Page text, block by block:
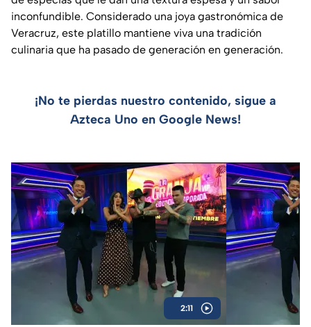
inconfundible. Considerado una joya gastronómica de
Veracruz, este platillo mantiene viva una tradición
culinaria que ha pasado de generación en generación.
¡No te pierdas nuestro contenido, sigue a
Azteca Uno en Google News!
2:11